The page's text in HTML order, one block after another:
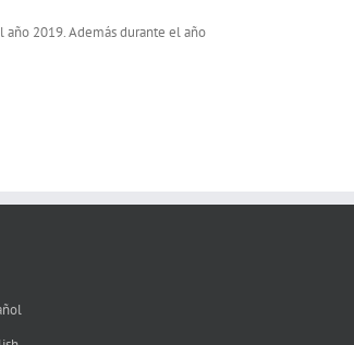
año 2019. Además durante el año